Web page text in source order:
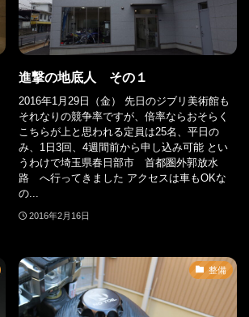
進撃の地底人 その１
2016年1月29日（金） 先日のジブリ美術館も
それなりの競争率ですが、倍率ならおそらく
こちらが上と思われる定員は25名、平日の
み、1日3回、4週間前から申し込み可能 とい
うわけで埼玉県春日部市 首都圏外郭放水
路 へ行ってきました アクセスは車もOKな
の...
2016年2月16日
整備